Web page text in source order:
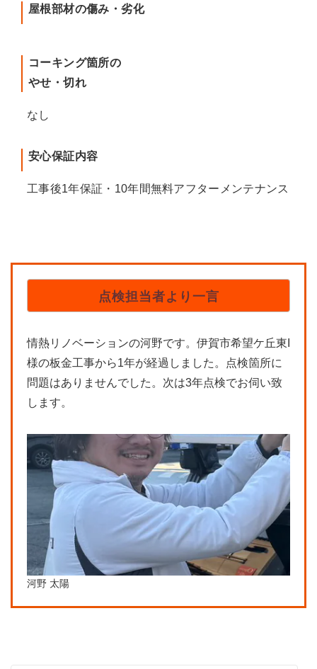
屋根部材の傷み・劣化
コーキング箇所の
やせ・切れ
なし
安心保証内容
工事後1年保証・10年間無料アフターメンテナンス
点検担当者より一言
情熱リノベーションの河野です。伊賀市希望ケ丘東I
様の板金工事から1年が経過しました。点検箇所に
問題はありませんでした。次は3年点検でお伺い致
します。
河野 太陽